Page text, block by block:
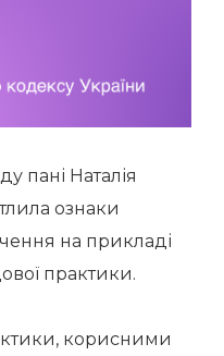
пані Наталія
ознаки
на прикладі
практики.
корисними